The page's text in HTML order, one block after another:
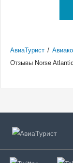
АвиаТурист /
Отзывы Norse